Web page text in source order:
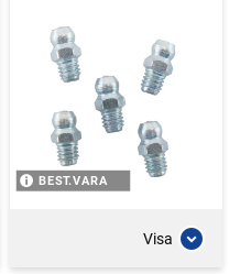
BEST.VARA
Visa